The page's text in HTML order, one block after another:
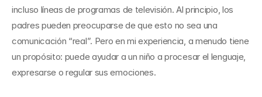
incluso líneas de programas de televisión. Al principio, los
padres pueden preocuparse de que esto no sea una
comunicación “real”. Pero en mi experiencia, a menudo tiene
un propósito: puede ayudar a un niño a procesar el lenguaje,
expresarse o regular sus emociones.